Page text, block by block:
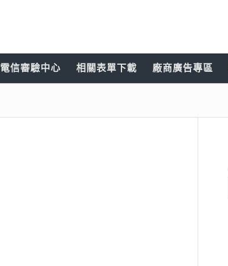
電信審驗中心 相關表單下載 廠商廣告專區